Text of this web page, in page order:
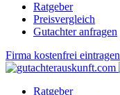
Ratgeber
Preisvergleich
Gutachter anfragen
Firma kostenfrei eintragen
Ratgeber